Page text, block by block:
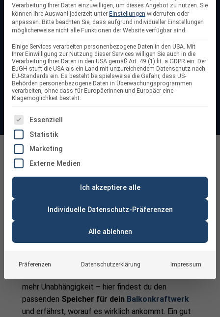
Speicherung überschüssigen Solarstroms, sodass Sie die
Energie auch nach Sonnenuntergang oder bei Schwachlicht
nutzen können. Diese kompakten und effizienten
Batteriespeicher sind speziell für Mini-Solaranlagen
entwickelt und lassen sich einfach integrieren. Mit einem
Balkonkraftwerk mit Speicher steigern Sie Ihren
Eigenverbrauch, reduzieren Ihre Stromkosten und machen
sich unabhängiger vom Energieversorger.
Speicher für Balkonkraftwerke
mehr Unabhängigkeit – hier findest du den
passenden Speicher für dein Balkonkraftwerk
und erfährst, worauf es wirklich ankommt. Ein gut
Verarbeitung Ihrer Daten einzuwilligen, um dieses Angebot zu nutzen. Sie
können Ihre Auswahl jederzeit unter Einstellungen widerrufen oder
anpassen. Bitte beachten Sie, dass aufgrund individueller Einstellungen
möglicherweise nicht alle Funktionen der Website verfügbar sind.
Einige Services verarbeiten personenbezogene Daten in den USA. Mit
Ihrer Einwilligung zur Nutzung dieser Services willigen Sie auch in die
Verarbeitung Ihrer Daten in den USA gemäß Art. 49 (1) lit. a GDPR ein. Der
EuGH stuft die USA als ein Land mit unzureichendem Datenschutz nach
EU-Standards ein. Es besteht beispielsweise die Gefahr, dass US-
Behörden personenbezogene Daten in Überwachungsprogrammen
verarbeiten, ohne dass für Europäerinnen und Europäer eine
Klagemöglichkeit besteht.
ES FOLGT EINE LISTE DER SERVICE-GRUPPEN, FÜR
Essenziell
Statistik
Marketing
Externe Medien
Ich akzeptiere alle
Individuelle Datenschutz-Präferenzen
Alle ablehnen
Präferenzen Datenschutzerklärung Impressum